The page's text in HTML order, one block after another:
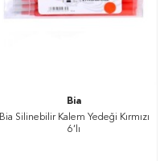
Bia
Bia Silinebilir Kalem Yedeği Kırmızı
6’lı